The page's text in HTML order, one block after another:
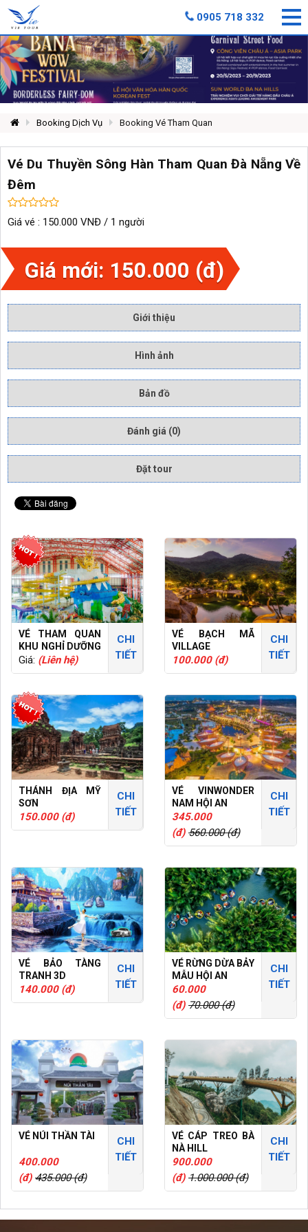
Booking Dịch Vụ Booking Vé Tham Quan
Vé Du Thuyền Sông Hàn Tham Quan Đà Nẵng Về
Đêm
Giá vé : 150.000 VNĐ / 1 người
Giá mới: 150.000 (đ)
Giới thiệu
Hình ảnh
Bản đồ
Đánh giá (0)
Đặt tour
VÉ THAM QUAN
KHU NGHỈ DƯỠNG
VÀ SPA MIKAZUKI
NHẬT BẢN
Giá: (Liên hệ)
CHI
TIẾT
VÉ BẠCH MÃ
VILLAGE
100.000 (đ)
CHI
TIẾT
THÁNH ĐỊA MỸ
SƠN
150.000 (đ)
CHI
TIẾT
VÉ VINWONDER
NAM HỘI AN
345.000
(đ) 560.000 (đ)
CHI
TIẾT
VÉ BẢO TÀNG
TRANH 3D
140.000 (đ)
CHI
TIẾT
VÉ RỪNG DỪA BẢY
MẪU HỘI AN
60.000
(đ) 70.000 (đ)
CHI
TIẾT
VÉ NÚI THẦN TÀI
400.000
(đ) 435.000 (đ)
CHI
TIẾT
VÉ CÁP TREO BÀ
NÀ HILL
900.000
(đ) 1.000.000 (đ)
CHI
TIẾT
0905 718 332